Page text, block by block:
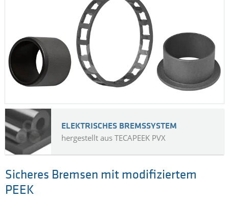
ELEKTRISCHES BREMSSYSTEM
hergestellt aus TECAPEEK PVX
Sicheres Bremsen mit modifiziertem
PEEK